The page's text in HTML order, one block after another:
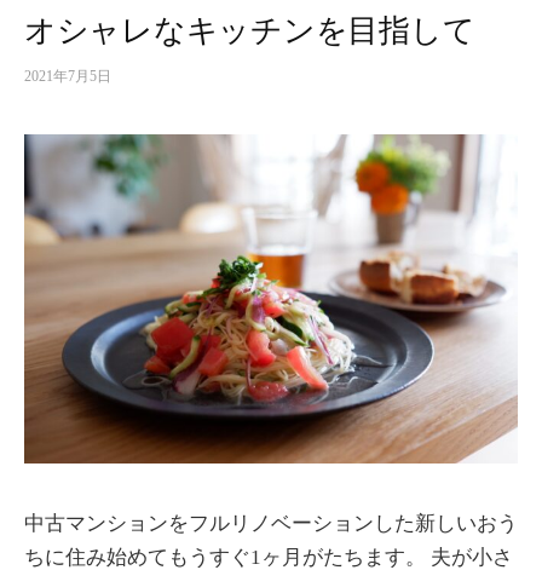
オシャレなキッチンを目指して
2021年7月5日
中古マンションをフルリノベーションした新しいおう
ちに住み始めてもうすぐ1ヶ月がたちます。 夫が小さ